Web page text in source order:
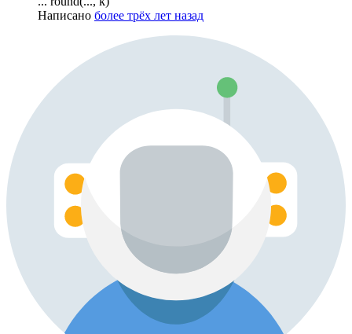
Написано более трёх лет назад